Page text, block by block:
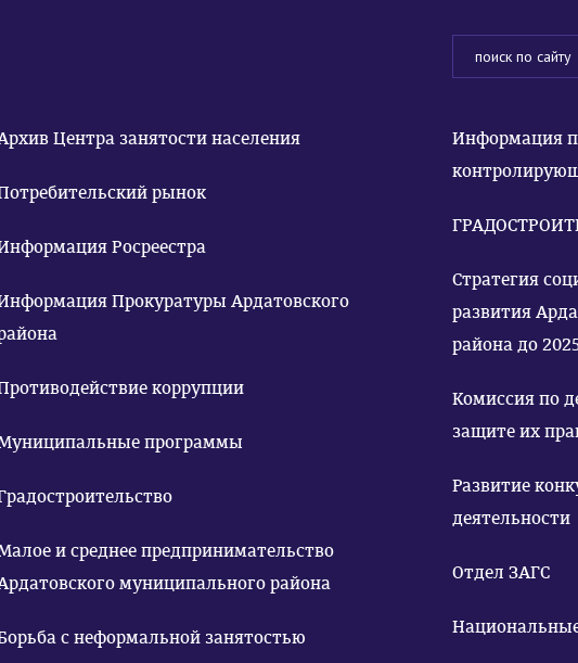
Центра занятости населения
рынок
Росреестра
Прокуратуры Ардатовского
коррупции
программы
и среднее предпринимательство
муниципального района
с неформальной занятостью
Информация
Стратегия
развития
района до
Комиссия по
защите их
Развитие
деятельности
Отдел ЗАГС